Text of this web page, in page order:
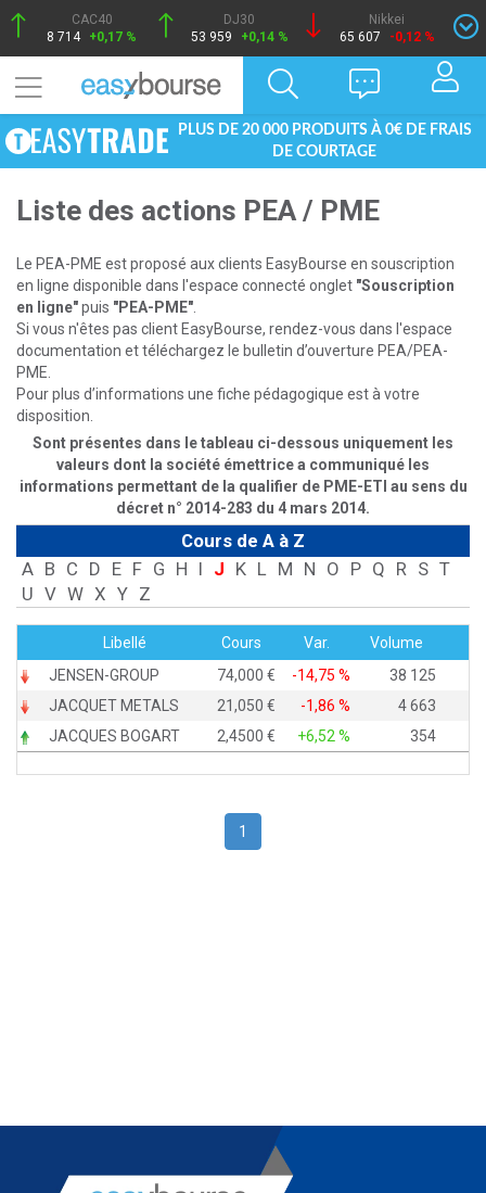
CAC40
8 714 +0,17 %
DJ30
53 959
+0,14 %
Nikkei
65 607
-0,12 %
PLUS DE 20 000 PRODUITS À 0€ DE FRAIS
DE COURTAGE
Liste des actions PEA / PME
Le PEA-PME est proposé aux clients EasyBourse en souscription
en ligne disponible dans l'espace connecté onglet "Souscription
en ligne"puis "PEA-PME"
Si vous n'êtes pas client EasyBourse, rendez-vous dans l'espace
documentation et téléchargez le bulletin d’ouverture PEA/PEA-
PME.
Pour plus d’informations une fiche pédagogique est à votre
disposition.
Sont présentes dans le tableau ci-dessous uniquement les
valeurs dont la société émettrice a communiqué les
informations permettant de la qualifier de PME-ETI au sens du
décret n° 2014-283 du 4 mars 2014.
Cours de A à Z
A B C D E F G H I J K L M N O P Q R S T
U V W X Y Z
Libellé Cours Var.
Volume
JENSEN-GROUP
74,000 -14,75 %
38 125
JACQUET METALS
21,050 -1,86 %
4 663
JACQUES BOGART
2,4500 +6,52 % 354
1